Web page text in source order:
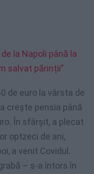
la Napoli până la
salvat părinții”
de euro la vârsta de
crește pensia până
În sfârșit, a plecat
optzeci de ani,
a venit Covidul.
– s-a întors în